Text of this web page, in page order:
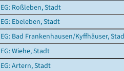
EG: Roßleben, Stadt
EG: Ebeleben, Stadt
EG: Bad Frankenhausen/Kyffhäuser,
EG: Wiehe, Stadt
EG: Artern, Stadt